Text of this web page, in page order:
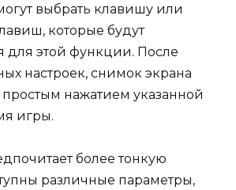
выбрать клавишу или
которые будут
для этой функции. После
настроек, снимок экрана
нажатием указанной
игры.
более тонкую
различные параметры,